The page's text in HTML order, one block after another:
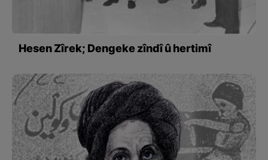
Hesen Zîrek; Dengeke zîndî û hertimî